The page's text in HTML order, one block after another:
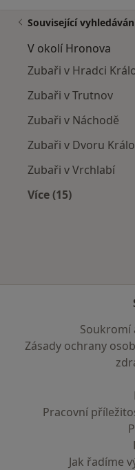
Související
V okolí Hronova
Zubaři v Hradci
Zubaři v Trutnov
Zubaři v Náchodě
Zubaři v Dvoru
Zubaři v Vrchlabí
Více (15)
Soukromí
Zásady ochrany
Pracovní
Jak řadíme